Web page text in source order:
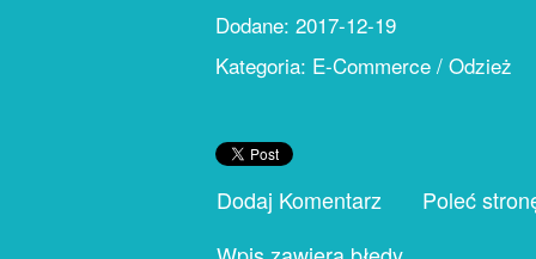
Dodane: 2017-12-19
Kategoria: E-Commerce / Odzież
Dodaj Komentarz
Poleć